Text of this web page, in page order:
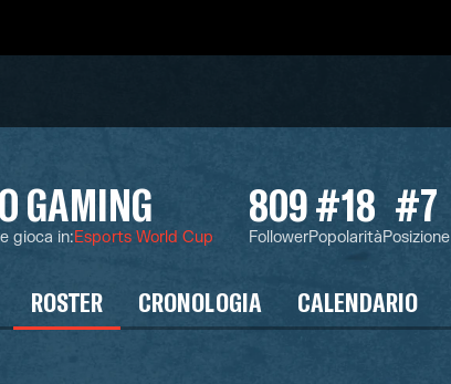
GAMING
gioca in:Esports World Cup
809
Follower
#18
Popolarità
#7
Posizione
ROSTER CRONOLOGIA CALENDARIO